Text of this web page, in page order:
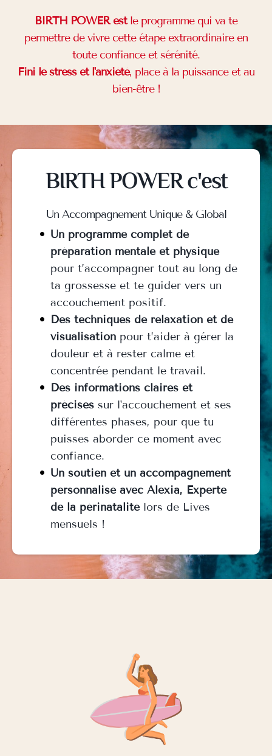
BIRTH POWER estle programme qui va te
permettre de vivre cette étape extraordinaire en
toute confiance et sérénité.
Fini le stress et l'anxiété, place à la puissance et au
bien-être !
BIRTH POWER c'est
Un Accompagnement Unique & Global
Un programme complet de
préparation mentale et physique
pour t’accompagner tout au long de
ta grossesse et te guider vers un
accouchement positif.
Des techniques de relaxation et de
visualisation pour t’aider à gérer la
douleur et à rester calme et
concentrée pendant le travail.
Des informations claires et
précises sur l'accouchement et ses
différentes phases, pour que tu
puisses aborder ce moment avec
confiance.
Un soutien et un accompagnement
personnalisé avec Alexia, Experte
de la périnatalitélors de Lives
mensuels !